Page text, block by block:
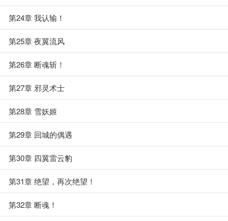
第24章 我认输！
第25章 夜翼流风
第26章 断魂斩！
第27章 邪灵术士
第28章 雪妖姬
第29章 回城的偶遇
第30章 四翼雷云豹
第31章 绝望，再次绝望！
第32章 断魂！